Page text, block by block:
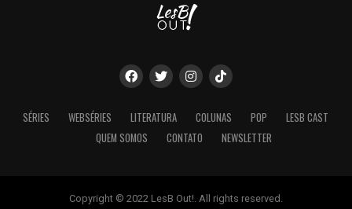
SÉRIES WEBSÉRIES LITERATURA COLUNAS POP
LESB CAST
QUEM SOMOS
CONTATO NEWSLETTER
Copyright © 2022 LesB Out!. All rights reserved.